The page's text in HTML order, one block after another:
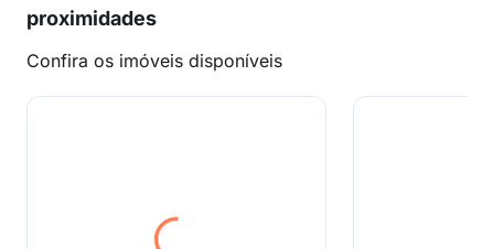
proximidades
Confira os imóveis disponíveis